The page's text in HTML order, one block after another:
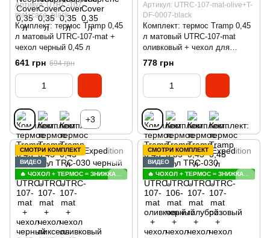
Артикул: UTRC-107-
mat+case_black
Комплект: термос Tramp 0,45
л матовый UTRC-107-mat +
чехол черный 0,45 л
641 грн 694 грн
+3
Артикул: UTRC-107-mat-olive+T-
DF-0007-black
Комплект: термос Tramp 0,45
л матовый UTRC-107-mat
оливковый + чехол для
термоса Tribe Neoprene Cover
0,45 л
778 грн
СМОТРИ КОМПЛЕКТ
ВИДЕО
СМОТРИ КОМПЛЕКТ
ВИДЕО